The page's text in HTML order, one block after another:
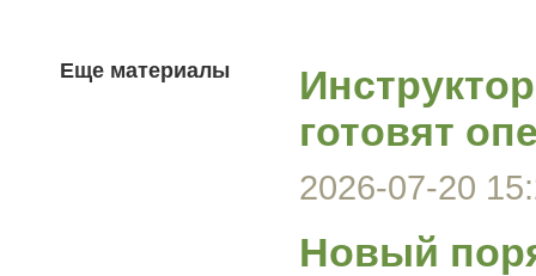
Еще материалы
готовят
2026-07-20
Новый